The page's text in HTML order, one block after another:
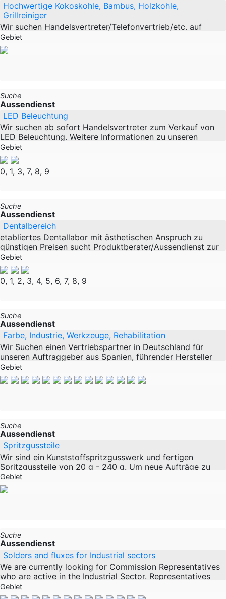
Hochwertige Kokoskohle, Bambus, Holzkohle,
Grillreiniger
Wir suchen Handelsvertreter/Telefonvertrieb/etc. auf
freiberuflicher, bzw. Anstellungsbasis im ganzen
Bundesgebiet für den Handel und die Gastronomie.
Insbesondere der Grillgastronomie. Zu bieten
Gebiet
Suche
Aussendienst
LED Beleuchtung
Wir suchen ab sofort Handelsvertreter zum Verkauf von
LED Beleuchtung. Weitere Informationen zu unseren
Produkten übersenden wir Ihnen gerne per nach Ihrer
Kontaktaufnahme, auf die wir uns sehr
Gebiet
0, 1, 3, 7, 8, 9
Suche
Aussendienst
Dentalbereich
etabliertes Dentallabor mit ästhetischen Anspruch zu
günstigen Preisen sucht Produktberater/Aussendienst zur
Akquise neuer Zahnarztpraxen. Unsere Produkte sind
ästhetisch sehr hochwertig und wir
Gebiet
0, 1, 2, 3, 4, 5, 6, 7, 8, 9
Suche
Aussendienst
Farbe, Industrie, Werkzeuge, Rehabilitation
Wir Suchen einen Vertriebspartner in Deutschland für
unseren Auftraggeber aus Spanien, führender Hersteller
von Farben. Ist ein Maßstab für professionelle Maler und
führend auf dem anspruchsvollen
Gebiet
Suche
Aussendienst
Spritzgussteile
Wir sind ein Kunststoffspritzgusswerk und fertigen
Spritzgussteile von 20 g - 240 g. Um neue Aufträge zu
erhalten suchen wir einen Handelsvertreter der Betriebe
besucht, die selbst Kunststoffteile
Gebiet
Suche
Aussendienst
Solders and fluxes for Industrial sectors
We are currently looking for Commission Representatives
who are active in the Industrial Sector. Representatives
should have a good understanding of industries such as
Heat Exchanger, Stained Glass,
Gebiet